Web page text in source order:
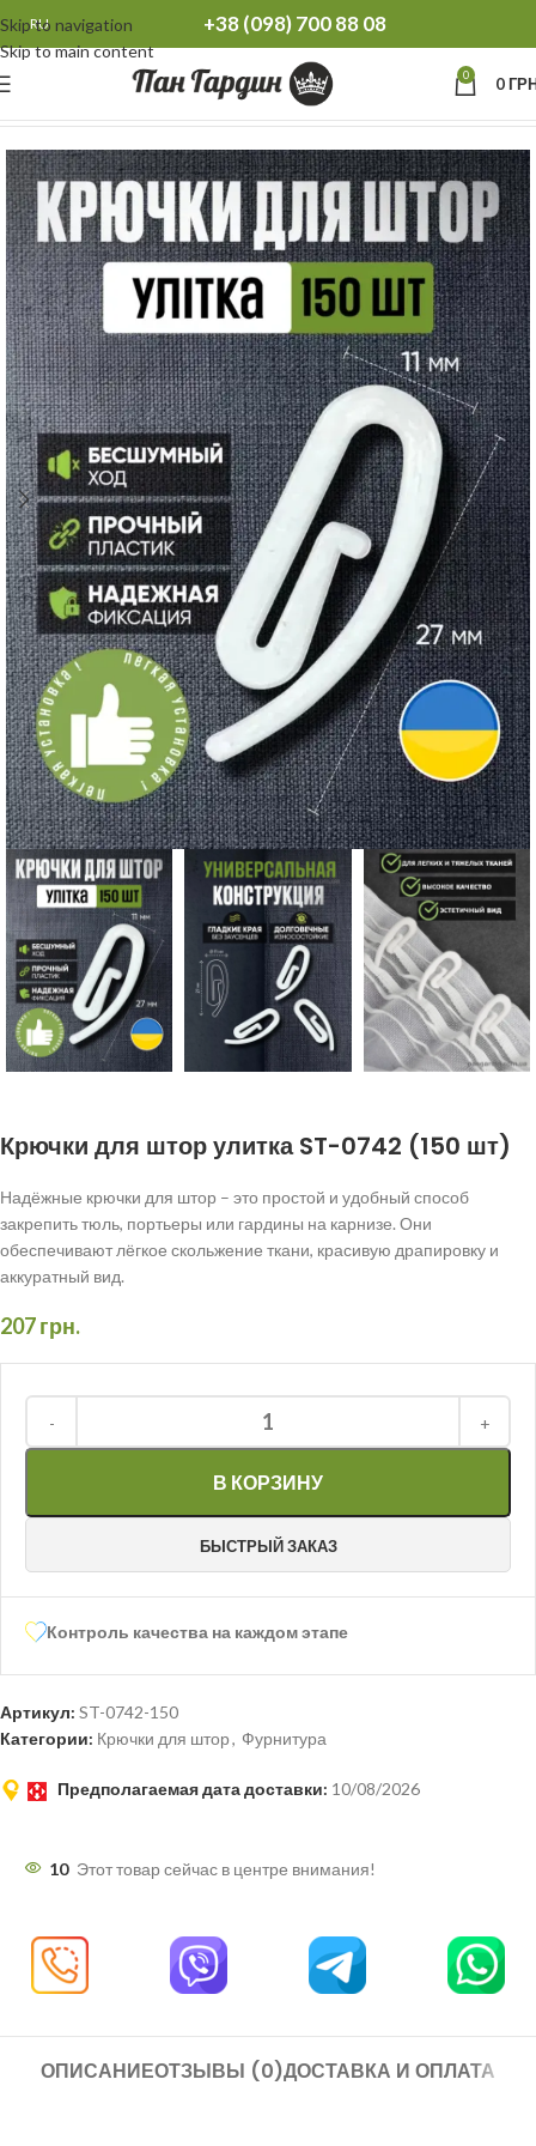
Skip to navigation
Skip to main content
RU +38 (098) 700 88 08
0 0
Главная Фурнитура
Крючки для штор улитка ST-0742 (150 шт)
Надёжные крючки для штор – это простой и удобный способ
закрепить тюль, портьеры или гардины на карнизе. Они
обеспечивают лёгкое скольжение ткани, красивую драпировку и
аккуратный вид.
207грн.
В КОРЗИНУ
БЫСТРЫЙ ЗАКАЗ
Контроль качества на каждом этапе
Артикул: ST-0742-150
Категории: Крючки для штор, Фурнитура
Предполагаемая дата доставки: 10/08/2026
10 Этот товар сейчас в центре внимания!
ОПИСАНИЕОТЗЫВЫ (0)ДОСТАВКА И ОПЛАТА